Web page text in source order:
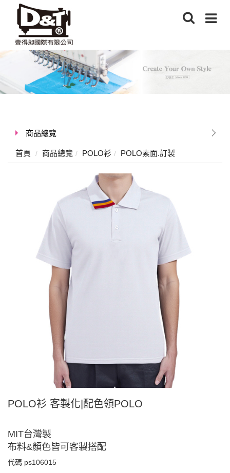
商品總覽
首頁 商品總覽 POLO衫 POLO素面.訂製
POLO衫 客製化|配色領POLO
MIT台灣製
布料&顏色皆可客製搭配
代碼 ps106015